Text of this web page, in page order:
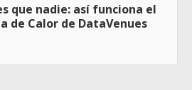
que nadie: así funciona el
de Calor de DataVenues